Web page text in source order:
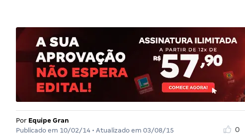
Por Equipe Gran
Publicado em 10/02/14• Atualizado em 03/08/15
0